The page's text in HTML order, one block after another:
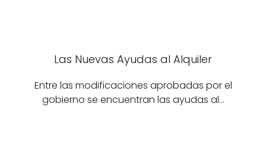
Las Nuevas Ayudas al Alquiler
Entre las modificaciones aprobadas por el
gobierno se encuentran las ayudas al…